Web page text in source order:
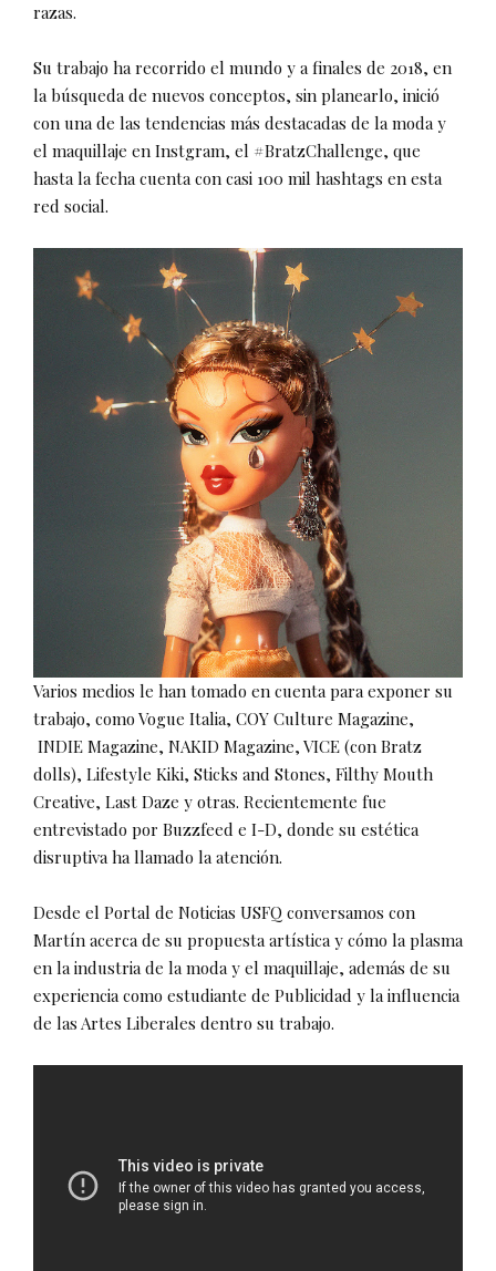
razas.
Su trabajo ha recorrido el mundo y a finales de 2018, en
la búsqueda de nuevos conceptos, sin planearlo, inició
con una de las tendencias más destacadas de la moda y
el maquillaje en Instgram, el #BratzChallenge, que
hasta la fecha cuenta con casi 100 mil hashtags en esta
red social.
Varios medios le han tomado en cuenta para exponer su
trabajo, como Vogue Italia, COY Culture Magazine,
INDIE Magazine, NAKID Magazine, VICE (con Bratz
dolls), Lifestyle Kiki, Sticks and Stones, Filthy Mouth
Creative, Last Daze y otras. Recientemente fue
entrevistado por Buzzfeed e I-D, donde su estética
disruptiva ha llamado la atención.
Desde el Portal de Noticias USFQ conversamos con
Martín acerca de su propuesta artística y cómo la plasma
en la industria de la moda y el maquillaje, además de su
experiencia como estudiante de Publicidad y la influencia
de las Artes Liberales dentro su trabajo.